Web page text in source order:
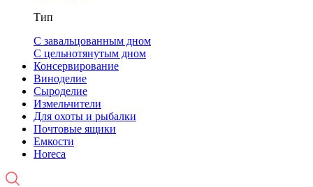
Тип
С завальцованным дном
С цельнотянутым дном
Консервирование
Виноделие
Сыроделие
Измельчители
Для охоты и рыбалки
Почтовые ящики
Емкости
Horeca